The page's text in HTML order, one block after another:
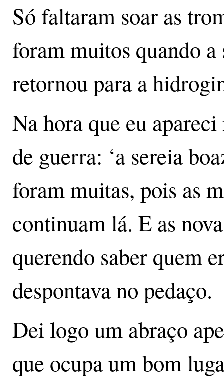
Só faltaram soar as
foram muitos quando
retornou para a
Na hora que eu
de guerra: ‘a sereia
foram muitas, pois as
continuam lá. E as
querendo saber quem
despontava no pedaço.
Dei logo um abraço
que ocupa um bom